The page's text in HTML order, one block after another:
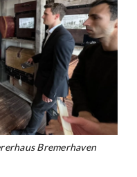
Bremerhaven